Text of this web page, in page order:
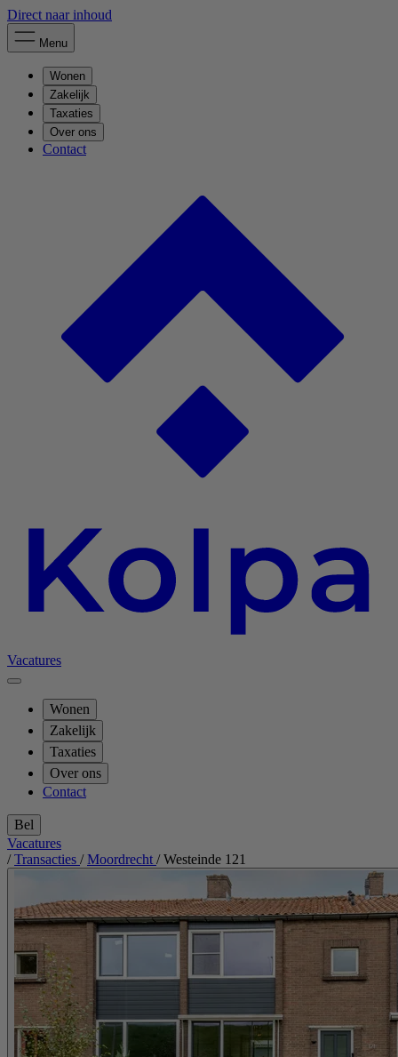
Direct naar inhoud
Menu
Wonen
Zakelijk
Taxaties
Over ons
Contact
Vacatures
Wonen
Zakelijk
Taxaties
Over ons
Contact
Bel
Vacatures
/ Transacties / Moordrecht / Westeinde 121